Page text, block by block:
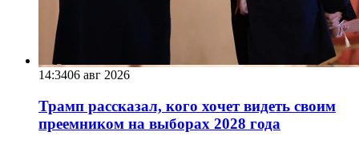
14:3406 авг 2026
Трамп рассказал, кого хочет видеть своим
преемником на выборах 2028 года